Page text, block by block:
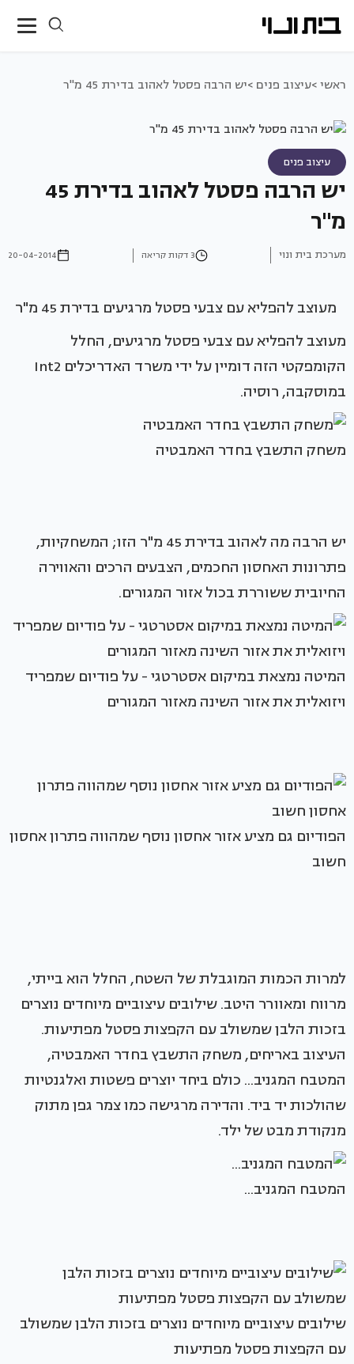
ראשי >עיצוב פנים >יש הרבה פסטל לאהוב בדירת 45 מ"ר
עיצוב פנים
יש הרבה פסטל לאהוב בדירת 45
מ"ר
מערכת בית ונוי 3 דקות קריאה 20-04-2014
מעוצב להפליא עם צבעי פסטל מרגיעים בדירת 45 מ"ר
מעוצב להפליא עם צבעי פסטל מרגיעים, החלל
הקומפקטי הזה דומיין על ידי משרד האדריכלים Int2
במוסקבה, רוסיה.
משחק התשבץ בחדר האמבטיה
יש הרבה מה לאהוב בדירת 45 מ"ר הזו; המשחקיות,
פתרונות האחסון החכמים, הצבעים הרכים והאווירה
החיובית ששוררת בכול אזור המגורים.
המיטה נמצאת במיקום אסטרטגי - על פודיום שמפריד
ויזואלית את אזור השינה מאזור המגורים
הפודיום גם מציע אזור אחסון נוסף שמהווה פתרון אחסון
חשוב
למרות הכמות המוגבלת של השטח, החלל הוא בייתי,
מרווח ומאוורר היטב. שילובים עיצוביים מיוחדים נוצרים
בזכות הלבן שמשולב עם הקפצות פסטל מפתיעות.
העיצוב באריחים, משחק התשבץ בחדר האמבטיה,
המטבח המגניב... כולם ביחד יוצרים פשטות ואלגנטיות
שהולכות יד ביד. והדירה מרגישה כמו צמר גפן מתוק
מנקודת מבט של ילד.
המטבח המגניב...
שילובים עיצוביים מיוחדים נוצרים בזכות הלבן שמשולב
עם הקפצות פסטל מפתיעות